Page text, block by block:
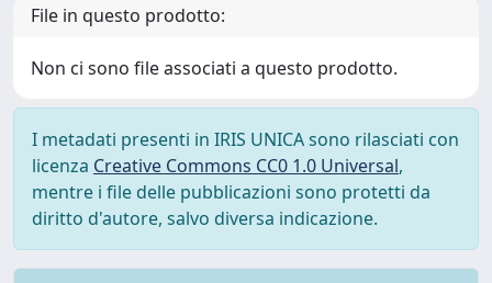
File in questo prodotto:
Non ci sono file associati a questo prodotto.
I metadati presenti in IRIS UNICA sono rilasciati con
licenza Creative Commons CC0 1.0 Universal,
mentre i file delle pubblicazioni sono protetti da
diritto d'autore, salvo diversa indicazione.